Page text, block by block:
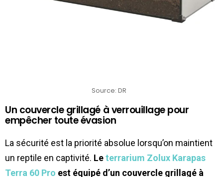
Source: DR
Un couvercle grillagé à verrouillage pour
empêcher toute évasion
La sécurité est la priorité absolue lorsqu’on maintient
un reptile en captivité. Leterrarium Zolux Karapas
Terra 60 Pro est équipé d’un couvercle grillagé à